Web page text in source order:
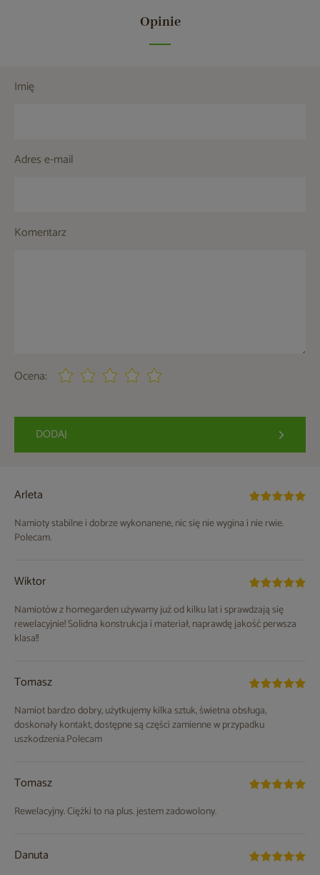
Opinie
Imię
Adres e-mail
Komentarz
Ocena:
DODAJ
Arleta
Namioty stabilne i dobrze wykonanene, nic się nie wygina i nie rwie.
Polecam.
Wiktor
Namiotów z homegarden używamy już od kilku lat i sprawdzają się
rewelacyjnie! Solidna konstrukcja i materiał, naprawdę jakość perwsza
klasa!!
Tomasz
Namiot bardzo dobry, użytkujemy kilka sztuk, świetna obsługa,
doskonały kontakt, dostępne są części zamienne w przypadku
uszkodzenia.Polecam
Tomasz
Rewelacyjny. Ciężki to na plus. jestem zadowolony.
Danuta